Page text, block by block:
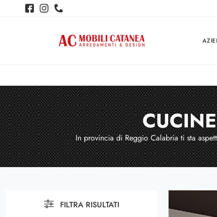
In provincia di Reggio Calabria ti sta
FILTRA RISULTATI